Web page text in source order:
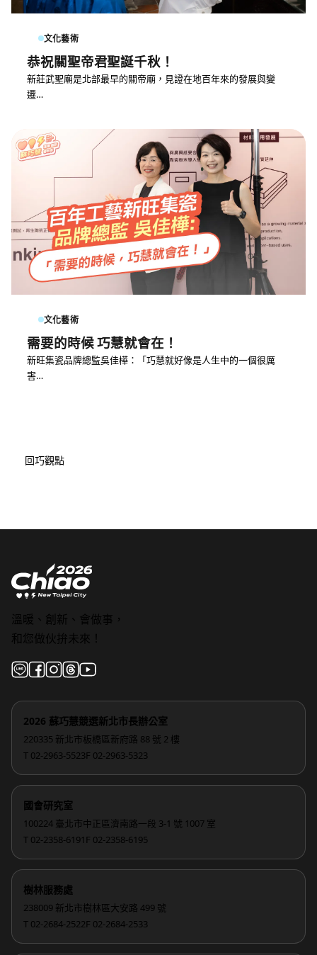
文化藝術
恭祝關聖帝君聖誕千秋！
新莊武聖廟是北部最早的關帝廟，見證在地百年來的發展與變
遷…
文化藝術
需要的時候 巧慧就會在！
新旺集瓷品牌總監吳佳樺：「巧慧就好像是人生中的一個很厲
害…
回巧觀點
溫暖、創新、會做事，
和您做伙拚未來！
2026 蘇巧慧競選新北市長辦公室
220335 新北市板橋區新府路 88 號 2 樓
T 02-2963-5523F 02-2963-5323
國會研究室
100224 臺北市中正區濟南路一段 3-1 號 1007 室
T 02-2358-6191 F 02-2358-6195
樹林服務處
238009 新北市樹林區大安路 499 號
T 02-2684-2522F 02-2684-2533